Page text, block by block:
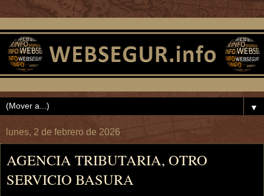
▼
lunes, 2 de febrero de 2026
AGENCIA TRIBUTARIA, OTRO
SERVICIO BASURA